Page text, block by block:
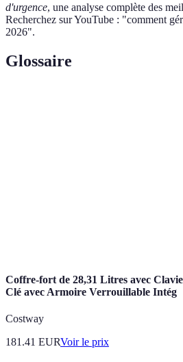
d'urgence, une analyse complète des
Recherchez sur YouTube : "comment
2026".
Glossaire
Coffre-fort de 28,31 Litres avec
Clé avec Armoire Verrouillable Intég
Costway
181.41 EURVoir le prix